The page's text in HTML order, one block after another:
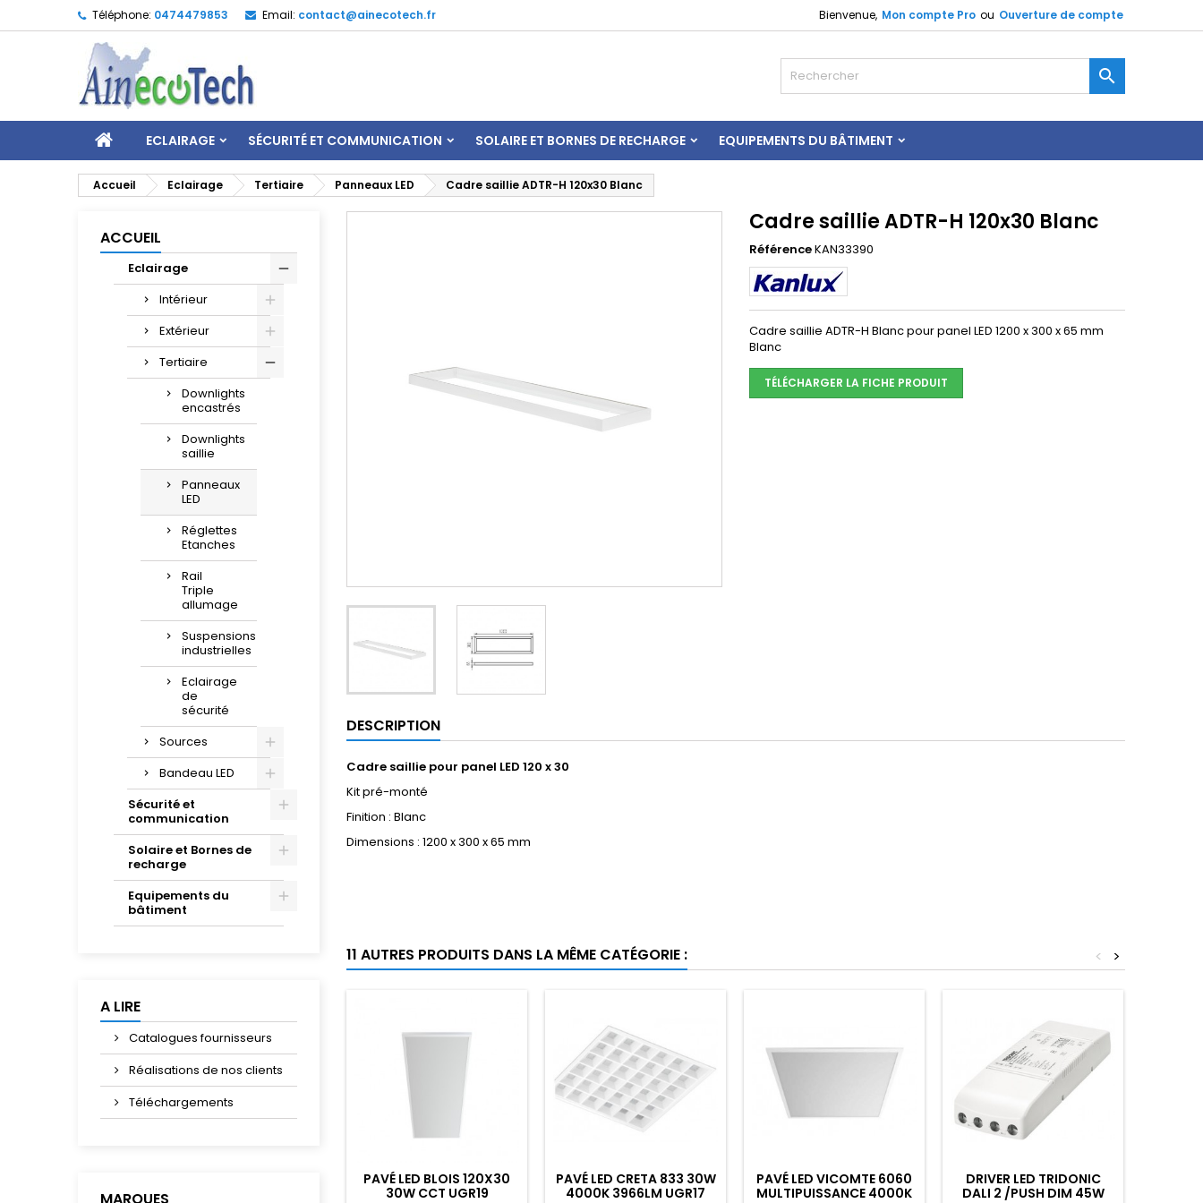
Téléphone: 0474479853 Email: contact@ainecotech.fr Bienvenue, Mon compte Pro ou Ouverture de compte

ECLAIRAGE SÉCURITÉ ET COMMUNICATION SOLAIRE ET BORNES DE RECHARGE EQUIPEMENTS DU BÂTIMENT
Accueil Eclairage Tertiaire Panneaux LED Cadre saillie ADTR-H 120x30 Blanc
ACCUEIL
Eclairage
Intérieur
Extérieur
Tertiaire
Downlights
encastrés
Downlights
saillie
Panneaux
LED
Réglettes
Etanches
Rail
Triple
allumage
Suspensions
industrielles
Eclairage
de
sécurité
Sources
Bandeau LED
Sécurité et
communication
Solaire et Bornes de
recharge
Equipements du
bâtiment
A LIRE
Catalogues fournisseurs
Réalisations de nos clients
Téléchargements
Cadre saillie ADTR-H 120x30 Blanc
RéférenceKAN33390
Cadre saillie ADTR-H Blanc pour panel LED 1200 x 300 x 65 mm
Blanc
TÉLÉCHARGER LA FICHE PRODUIT
DESCRIPTION
Cadre saillie pour panel LED 120 x 30
Kit pré-monté
Finition : Blanc
Dimensions : 1200 x 300 x 65 mm
11 AUTRES PRODUITS DANS LA MÊME CATÉGORIE : >
<
PAVÉ LED BLOIS 120X30
30W CCT UGR19
PAVÉ LED CRETA 833 30W
4000K 3966LM UGR17
PAVÉ LED VICOMTE 6060
MULTIPUISSANCE 4000K
DRIVER LED TRIDONIC
DALI 2 /PUSH DIM 45W